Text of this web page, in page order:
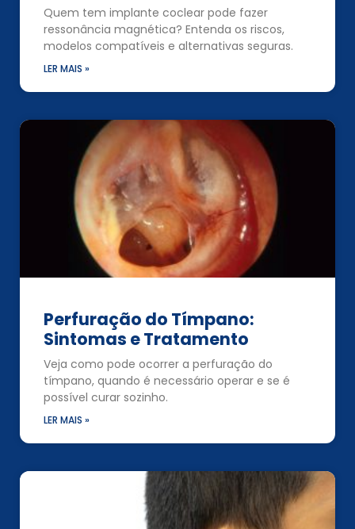
Quem tem implante coclear pode fazer
ressonância magnética? Entenda os riscos,
modelos compatíveis e alternativas seguras.
LER MAIS »
Perfuração do Tímpano:
Sintomas e Tratamento
Veja como pode ocorrer a perfuração do
tímpano, quando é necessário operar e se é
possível curar sozinho.
LER MAIS »